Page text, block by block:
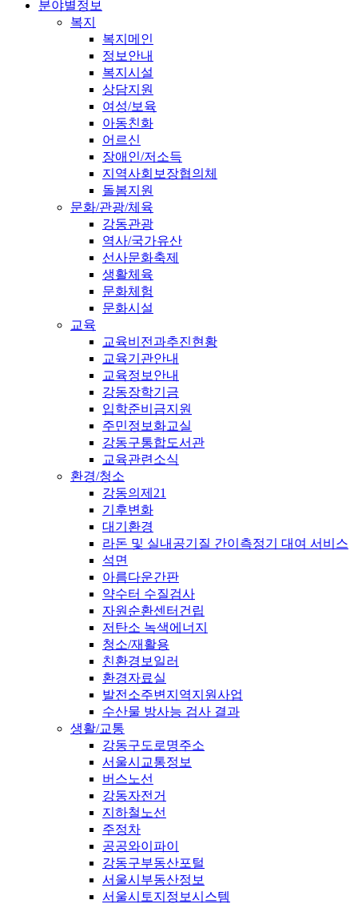
분야별정보
복지
복지메인
정보안내
복지시설
상담지원
여성/보육
아동친화
어르신
장애인/저소득
지역사회보장협의체
돌봄지원
문화/관광/체육
강동관광
역사/국가유산
선사문화축제
생활체육
문화체험
문화시설
교육
교육비전과추진현황
교육기관안내
교육정보안내
강동장학기금
입학준비금지원
주민정보화교실
강동구통합도서관
교육관련소식
환경/청소
강동의제21
기후변화
대기환경
라돈 및 실내공기질 간이측정기 대여 서비스
석면
아름다운간판
약수터 수질검사
자원순환센터건립
저탄소 녹색에너지
청소/재활용
친환경보일러
환경자료실
발전소주변지역지원사업
수산물 방사능 검사 결과
생활/교통
강동구도로명주소
서울시교통정보
버스노선
강동자전거
지하철노선
주정차
공공와이파이
강동구부동산포털
서울시부동산정보
서울시토지정보시스템